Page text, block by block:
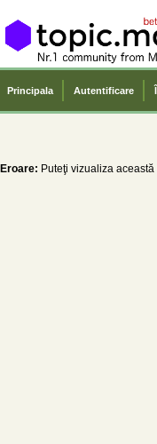
Principala Autentificare
Eroare: Puteţi vizualiza